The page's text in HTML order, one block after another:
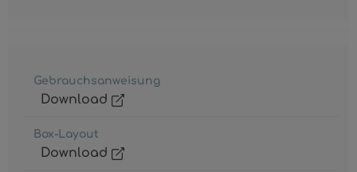
Gebrauchsanweisung
Download
Box-Layout
Download